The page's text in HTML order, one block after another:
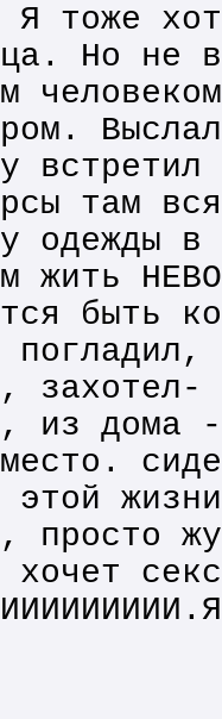
Я тоже
Но не
там
одежды
жить
быть
из дома
этой
просто
хочет